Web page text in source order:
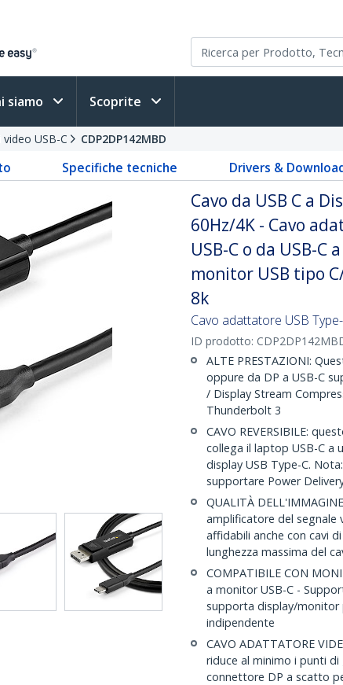
siamo Scoprite
USB-C CDP2DP142MBD
Specifiche tecniche Drivers &
Cavo da USB C a
60Hz/4K - Cavo
USB-C o da USB-C
monitor USB tipo
8k
Cavo adattatore USB
ID prodotto:
ALTE PRESTAZIONI:
oppure da DP a USB-C
/ Display Stream
Thunderbolt 3
CAVO REVERSIBILE:
collega il laptop USB-C a
display USB Type-C.
supportare Power
QUALITÀ
amplificatore del segnale
affidabili anche con cavi
lunghezza massima del
COMPATIBILE CON
a monitor USB-C -
supporta display/monitor
indipendente
CAVO ADATTATORE
riduce al minimo i punti
connettore DP a scatto